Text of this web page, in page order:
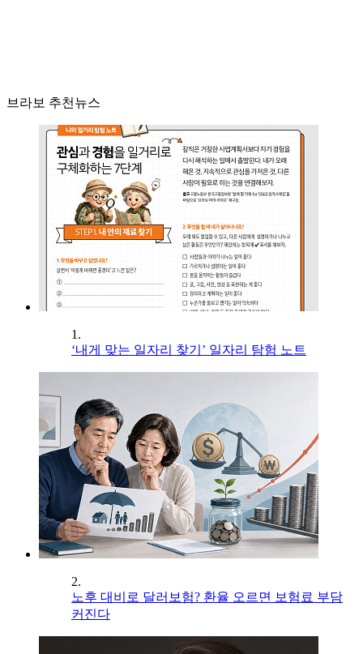
브라보 추천뉴스
1.
‘내게 맞는 일자리 찾기’ 일자리 탐험 노트
2.
노후 대비로 달러보험? 환율 오르면 보험료 부담
커진다